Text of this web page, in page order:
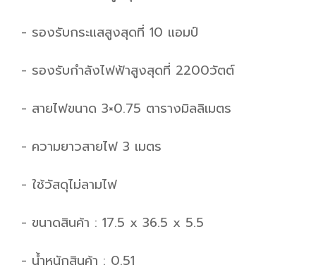
- รองรับกระแสสูงสุดที่ 10 แอมป์
- รองรับกำลังไฟฟ้าสูงสุดที่ 2200วัตต์
- สายไฟขนาด 3×0.75 ตารางมิลลิเมตร
- ความยาวสายไฟ 3 เมตร
- ใช้วัสดุไม่ลามไฟ
- ขนาดสินค้า : 17.5 x 36.5 x 5.5
- น้ำหนักสินค้า : 0.51